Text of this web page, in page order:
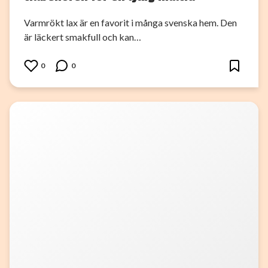
Varmrökt lax är en favorit i många svenska hem. Den
är läckert smakfull och kan…
0 0